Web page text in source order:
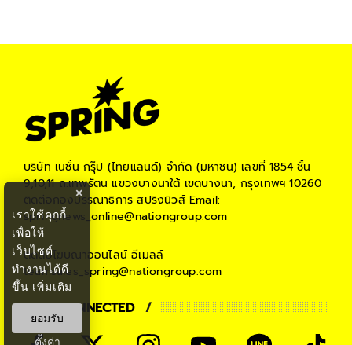
บริษัท เนชั่น กรุ๊ป (ไทยแลนด์) จำกัด (มหาชน) เลขที่ 1854 ชั้น
9,10,11 ถ.เทพรัตน แขวงบางนาใต้ เขตบางนา, กรุงเทพฯ 10260
ติดต่อกองบรรณาธิการ สปริงนิวส์Email:
springnews_online@nationgroup.com
ติดต่อโฆษณาออนไลน์ อีเมลล์
teamsales_spring@nationgroup.com
STAY CONNECTED
×
เราใช้คุกกี้
เพื่อให้
เว็บไซต์
ทำงานได้ดี
ขึ้น เพิ่มเติม
ยอมรับ
ตั้งค่า